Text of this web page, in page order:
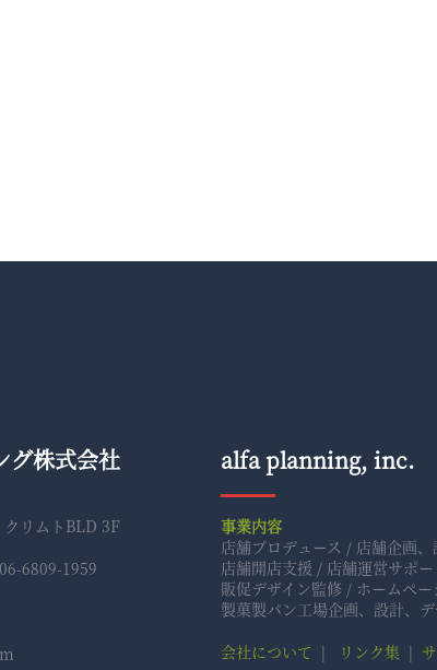
グ株式会社
リムトBLD 3F
06-6809-1959
alfa planning, inc.
事業内容
店舗プロデュース / 店舗企画
店舗開店支援 / 店舗運営サポ
販促デザイン監修 / ホームペ
製菓製パン工場企画、設計、
会社について | リンク集 |